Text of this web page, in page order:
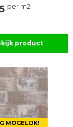
per m2
product
MOGELIJK!